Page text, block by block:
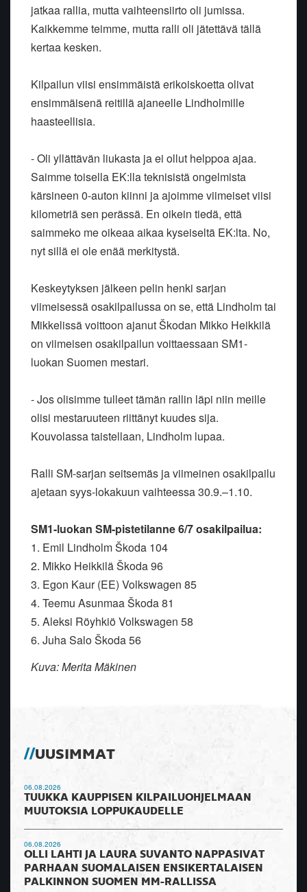
jatkaa rallia, mutta vaihteensiirto oli jumissa.
Kaikkemme teimme, mutta ralli oli jätettävä tällä
kertaa kesken.
Kilpailun viisi ensimmäistä erikoiskoetta olivat
ensimmäisenä reitillä ajaneelle Lindholmille
haasteellisia.
- Oli yllättävän liukasta ja ei ollut helppoa ajaa.
Saimme toisella EK:lla teknisistä ongelmista
kärsineen 0-auton kiinni ja ajoimme viimeiset viisi
kilometriä sen perässä. En oikein tiedä, että
saimmeko me oikeaa aikaa kyseiseltä EK:lta. No,
nyt sillä ei ole enää merkitystä.
Keskeytyksen jälkeen pelin henki sarjan
viimeisessä osakilpailussa on se, että Lindholm tai
Mikkelissä voittoon ajanut Škodan Mikko Heikkilä
on viimeisen osakilpailun voittaessaan SM1-
luokan Suomen mestari.
- Jos olisimme tulleet tämän rallin läpi niin meille
olisi mestaruuteen riittänyt kuudes sija.
Kouvolassa taistellaan, Lindholm lupaa.
Ralli SM-sarjan seitsemäs ja viimeinen osakilpailu
ajetaan syys-lokakuun vaihteessa 30.9.–1.10.
SM1-luokan SM-pistetilanne 6/7 osakilpailua:
1. Emil Lindholm Škoda 104
2. Mikko Heikkilä Škoda 96
3. Egon Kaur (EE) Volkswagen 85
4. Teemu Asunmaa Škoda 81
5. Aleksi Röyhkiö Volkswagen 58
6. Juha Salo Škoda 56
Kuva: Merita Mäkinen
UUSIMMAT
06.08.2026
TUUKKA KAUPPISEN KILPAILUOHJELMAAN
MUUTOKSIA LOPPUKAUDELLE
06.08.2026
OLLI LAHTI JA LAURA SUVANTO NAPPASIVAT
PARHAAN SUOMALAISEN ENSIKERTALAISEN
PALKINNON SUOMEN MM-RALLISSA